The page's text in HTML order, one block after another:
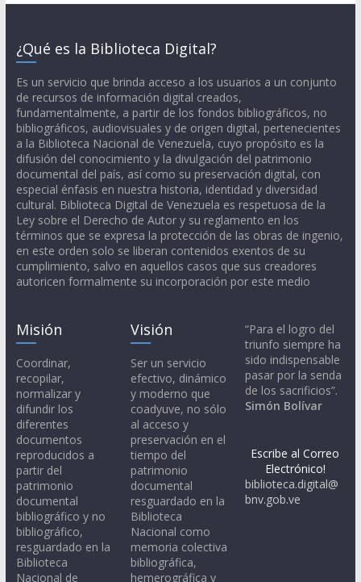
¿Qué es la Biblioteca Digital?
Es un servicio que brinda acceso a los usuarios a un conjunto
de recursos de información digital creados,
fundamentalmente, a partir de los fondos bibliográficos, no
bibliográficos, audiovisuales y de origen digital, pertenecientes
a la Biblioteca Nacional de Venezuela, cuyo propósito es la
difusión del conocimiento y la divulgación del patrimonio
documental del país, así como su preservación digital, con
especial énfasis en nuestra historia, identidad y diversidad
cultural. Biblioteca Digital de Venezuela es respetuosa de la
Ley sobre el Derecho de Autor y su reglamento en los
términos que se expresa la protección de las obras de ingenio,
en este orden solo se liberan contenidos exentos de su
cumplimiento, salvo en aquellos casos que sus creadores
autoricen formalmente su incorporación por este medio
Misión
Coordinar,
recopilar,
normalizar y
difundir los
diferentes
documentos
reproducidos a
partir del
patrimonio
documental
bibliográfico y no
bibliográfico,
resguardado en la
Biblioteca
Nacional de
Visión
Ser un servicio
efectivo, dinámico
y moderno que
coadyuve, no sólo
al acceso y
preservación en el
tiempo del
patrimonio
documental
resguardado en la
Biblioteca
Nacional como
memoria colectiva
bibliográfica,
hemerográfica y
“Para el logro del
triunfo siempre ha
sido indispensable
pasar por la senda
de los sacrificios”.
Simón Bolívar
Escribe al Correo
Electrónico!
biblioteca.digital@
bnv.gob.ve